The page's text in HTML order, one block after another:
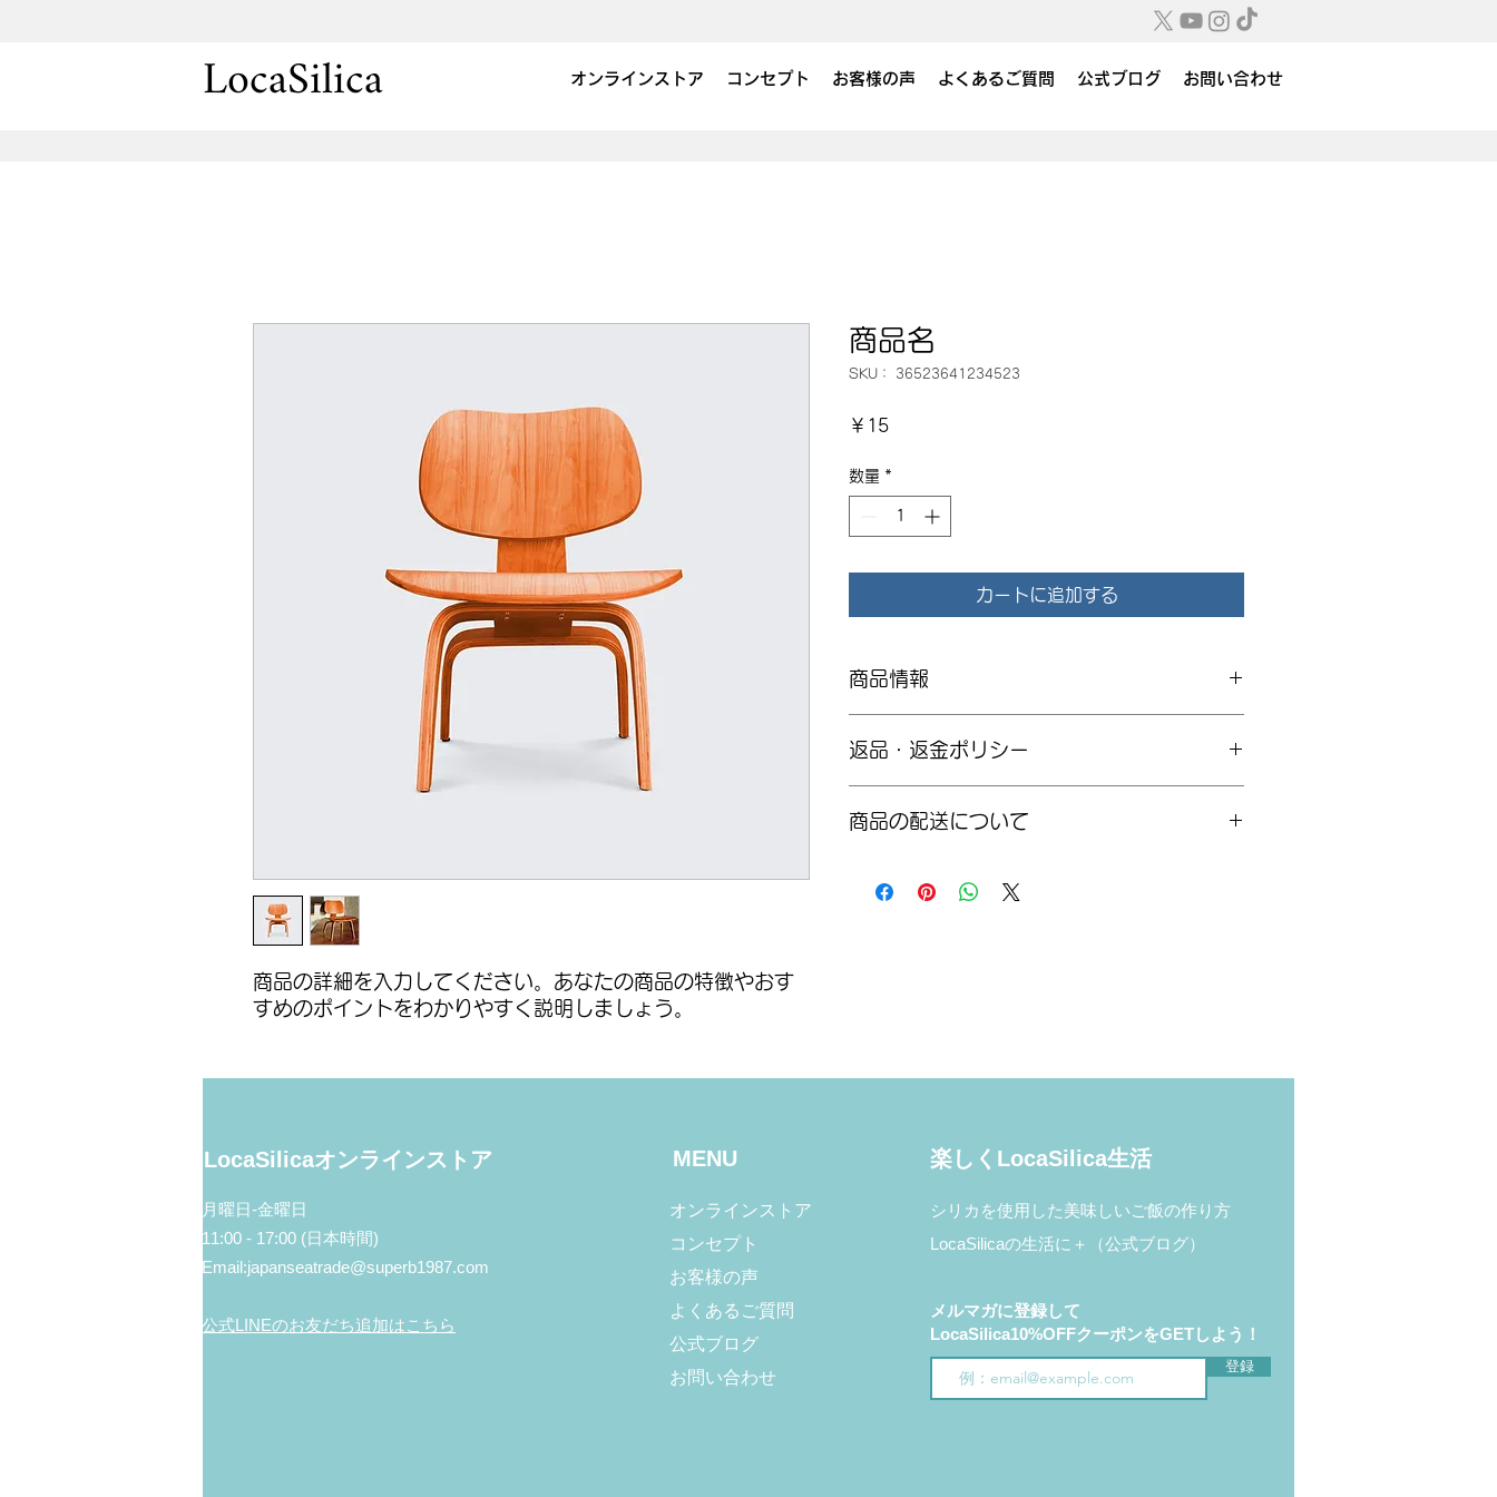
LocaSilica オンラインストア コンセプト お客様の声 よくあるご質問 公式ブログ お問い合わせ
商品の詳細を入力してください。あなたの商品の特徴やおす
すめのポイントをわかりやすく説明しましょう。
商品名
SKU： 36523641234523
￥15価
数量 *
カートに追加する
商品情報
明に加え、商品の特徴やおすすめのポイントなどを説明
返品・返金ポリシー
満足しなかった場合や、不備があった場合に行う手続き
だけます。
商品の配送について
する情報を入力してください。配送情報を明確にするこ
LocaSilicaオンラインストア
月曜日‐金曜日
11:00 - 17:00 (日本時間)
Email:japanseatrade@superb1987.com
公式LINEのお友だち追加はこちら
MENU
オンラインストア
コンセプト
お客様の声
よくあるご質問
公式ブログ
お問い合わせ
楽しくLocaSilica生活
シリカを使用した美味しいご飯の作り方
LocaSilicaの生活に＋（公式ブログ）
メルマガに登録して
LocaSilica10%OFFクーポンをGETしよう！
登録